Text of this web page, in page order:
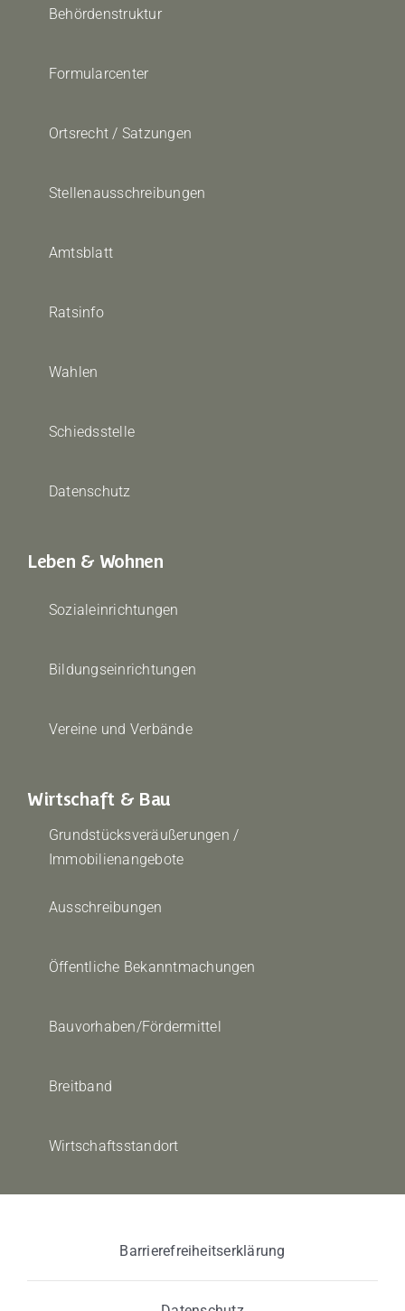
Behördenstruktur
Formularcenter
Ortsrecht / Satzungen
Stellenausschreibungen
Amtsblatt
Ratsinfo
Wahlen
Schiedsstelle
Datenschutz
Leben & Wohnen
Sozialeinrichtungen
Bildungseinrichtungen
Vereine und Verbände
Wirtschaft & Bau
Grundstücksveräußerungen /
Immobilienangebote
Ausschreibungen
Öffentliche Bekanntmachungen
Bauvorhaben/Fördermittel
Breitband
Wirtschaftsstandort
Barrierefreiheitserklärung